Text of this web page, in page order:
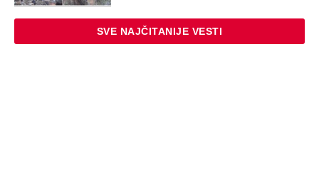
SVE NAJČITANIJE VESTI